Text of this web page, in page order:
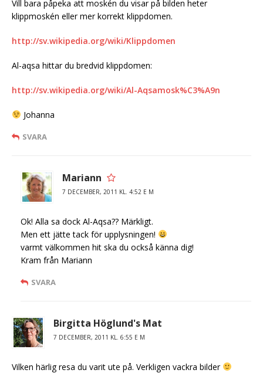
Vill bara påpeka att moskén du visar på bilden heter
klippmoskén eller mer korrekt klippdomen.
http://sv.wikipedia.org/wiki/Klippdomen
Al-aqsa hittar du bredvid klippdomen:
http://sv.wikipedia.org/wiki/Al-Aqsamosk%C3%A9n
Johanna
SVARA
Mariann
7 DECEMBER, 2011 KL. 4:52 E M
Ok! Alla sa dock Al-Aqsa?? Märkligt.
Men ett jätte tack för upplysningen!
varmt välkommen hit ska du också känna dig!
Kram från Mariann
SVARA
Birgitta Höglund's Mat
7 DECEMBER, 2011 KL. 6:55 E M
Vilken härlig resa du varit ute på. Verkligen vackra bilder